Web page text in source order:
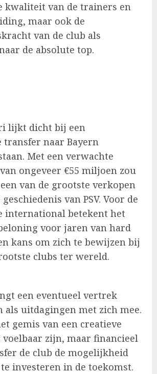
kwaliteit van de trainers en
maar ook de
van de club als
de absolute top.
lijkt dicht bij een
transfer naar Bayern
Met een verwachte
ongeveer €55 miljoen zou
van de grootste verkopen
van PSV. Voor de
international betekent het
voor jaren van hard
kans om zich te bewijzen bij
clubs ter wereld.
een eventueel vertrek
als uitdagingen met zich mee.
gemis van een creatieve
voelbaar zijn, maar financieel
de club de mogelijkheid
investeren in de toekomst.